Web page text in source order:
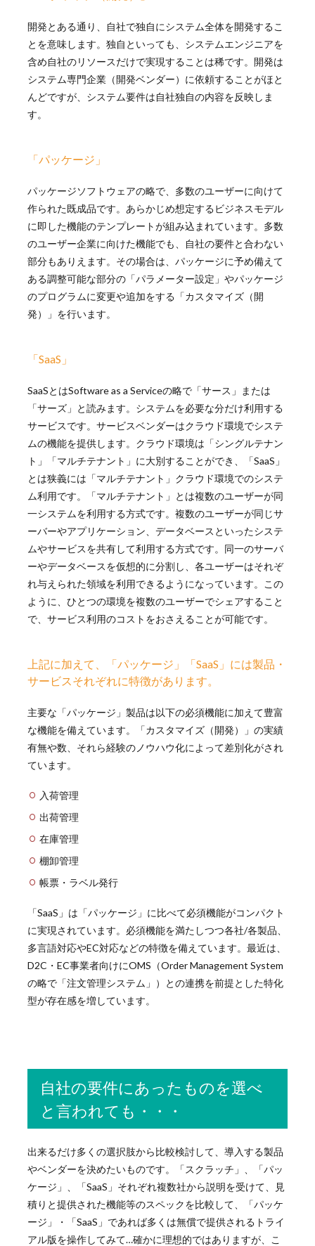
開発とある通り、自社で独自にシステム全体を開発するこ
とを意味します。独自といっても、システムエンジニアを
含め自社のリソースだけで実現することは稀です。開発は
システム専門企業（開発ベンダー）に依頼することがほと
んどですが、システム要件は自社独自の内容を反映しま
す。
「パッケージ」
パッケージソフトウェアの略で、多数のユーザーに向けて
作られた既成品です。あらかじめ想定するビジネスモデル
に即した機能のテンプレートが組み込まれています。多数
のユーザー企業に向けた機能でも、自社の要件と合わない
部分もありえます。その場合は、パッケージに予め備えて
ある調整可能な部分の「パラメーター設定」やパッケージ
のプログラムに変更や追加をする「カスタマイズ（開
発）」を行います。
「SaaS」
SaaSとはSoftware as a Serviceの略で「サース」または
「サーズ」と読みます。システムを必要な分だけ利用する
サービスです。サービスベンダーはクラウド環境でシステ
ムの機能を提供します。クラウド環境は「シングルテナン
ト」「マルチテナント」に大別することができ、「SaaS」
とは狭義には「マルチテナント」クラウド環境でのシステ
ム利用です。「マルチテナント」とは複数のユーザーが同
一システムを利用する方式です。複数のユーザーが同じサ
ーバーやアプリケーション、データベースといったシステ
ムやサービスを共有して利用する方式です。同一のサーバ
ーやデータベースを仮想的に分割し、各ユーザーはそれぞ
れ与えられた領域を利用できるようになっています。この
ように、ひとつの環境を複数のユーザーでシェアすること
で、サービス利用のコストをおさえることが可能です。
上記に加えて、
「パッケージ」「SaaS」には製品・
サービスそれぞれに特徴があります。
主要な「パッケージ」製品は以下の必須機能に加えて豊富
な機能を備えています。
「カスタマイズ（開発）」の実績
有無や数、それら経験のノウハウ化によって差別化がされ
ています。
入荷管理
出荷管理
在庫管理
棚卸管理
帳票・ラベル発行
「SaaS」は「パッケージ」に比べて必須機能がコンパクト
に実現されています。必須機能を満たしつつ各社/各製品、
多言語対応やEC対応などの特徴を備えています。最近は、
D2C・EC事業者向けにOMS（Order Management System
の略で「注文管理システム」）との連携を前提とした特化
型が存在感を増しています。
自社の要件にあったものを選べ
と言われても・・・
出来るだけ多くの選択肢から比較検討して、導入する製品
やベンダーを決めたいものです。「スクラッチ」、「パッ
ケージ」、「SaaS」それぞれ複数社から説明を受けて、見
積りと提供された機能等のスペックを比較して、「パッケ
ージ」・「SaaS」であれば多くは無償で提供されるトライ
アル版を操作してみて…確かに理想的ではありますが、こ